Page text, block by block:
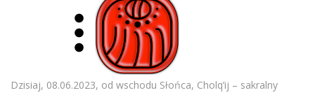
Dzisiaj, 08.06.2023, od wschodu Słońca, Cholq’ij – sakralny